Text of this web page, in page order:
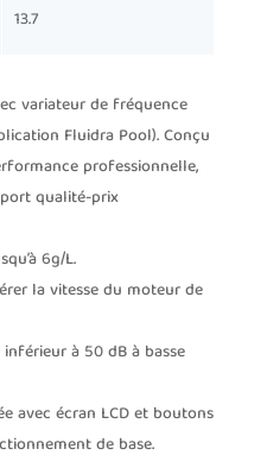
13.7
variateur de fréquence
Fluidra Pool). Conçu
professionnelle,
qualité-prix
6g/L.
la vitesse du moteur de
à 50 dB à basse
avec écran LCD et boutons
de base.